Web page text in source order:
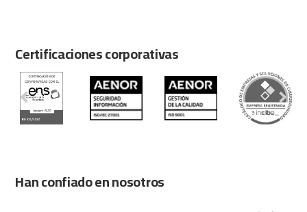
Certificaciones corporativas
Han confiado en nosotros